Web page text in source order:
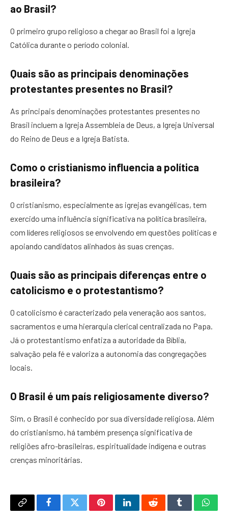
ao Brasil?
O primeiro grupo religioso a chegar ao Brasil foi a Igreja
Católica durante o período colonial.
Quais são as principais denominações
protestantes presentes no Brasil?
As principais denominações protestantes presentes no
Brasil incluem a Igreja Assembleia de Deus, a Igreja Universal
do Reino de Deus e a Igreja Batista.
Como o cristianismo influencia a política
brasileira?
O cristianismo, especialmente as igrejas evangélicas, tem
exercido uma influência significativa na política brasileira,
com líderes religiosos se envolvendo em questões políticas e
apoiando candidatos alinhados às suas crenças.
Quais são as principais diferenças entre o
catolicismo e o protestantismo?
O catolicismo é caracterizado pela veneração aos santos,
sacramentos e uma hierarquia clerical centralizada no Papa.
Já o protestantismo enfatiza a autoridade da Bíblia,
salvação pela fé e valoriza a autonomia das congregações
locais.
O Brasil é um país religiosamente diverso?
Sim, o Brasil é conhecido por sua diversidade religiosa. Além
do cristianismo, há também presença significativa de
religiões afro-brasileiras, espiritualidade indígena e outras
crenças minoritárias.
Copy
FacebookTwitterPinterestLinkedInRedditTumblr